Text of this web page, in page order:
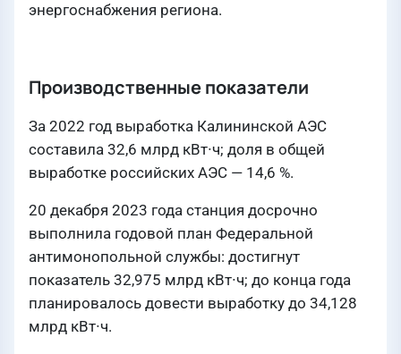
энергоснабжения региона.
Производственные показатели
За 2022 год выработка Калининской АЭС
составила 32,6 млрд кВт∙ч; доля в общей
выработке российских АЭС — 14,6 %.
20 декабря 2023 года станция досрочно
выполнила годовой план Федеральной
антимонопольной службы: достигнут
показатель 32,975 млрд кВт∙ч; до конца года
планировалось довести выработку до 34,128
млрд кВт∙ч.